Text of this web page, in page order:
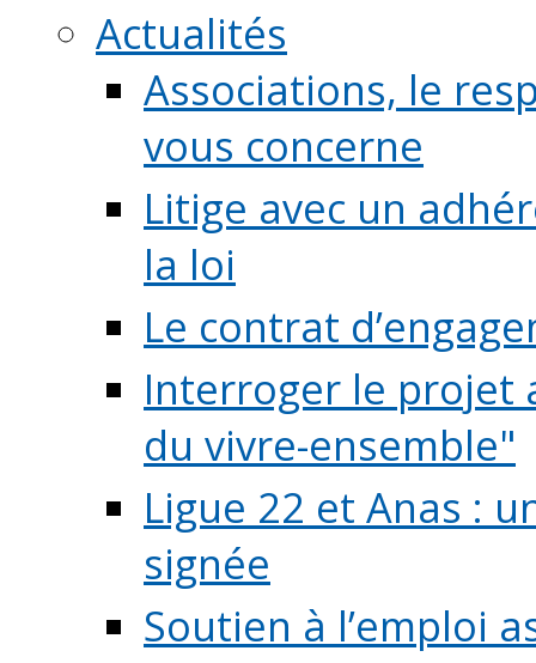
Actualités
Associations, le
vous concerne
Litige avec un
la loi
Le contrat
Interroger le projet
du vivre-ensemble"
Ligue 22 et Anas :
signée
Soutien à l’emploi